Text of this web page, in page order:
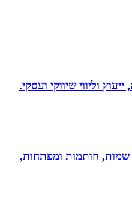
וליווי שיווקי ועסקי.
שמות, חותמות ומפתחות,